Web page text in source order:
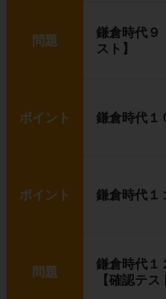
問題
鎌倉時代
スト】
ポイント 鎌倉時代１
ポイント 鎌倉時代１
問題
鎌倉時代
【確認テス